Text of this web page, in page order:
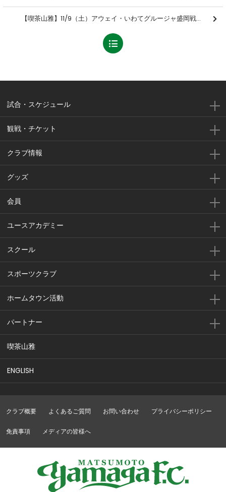
【喫茶山雅】11/9（土）アウェイ・いわてグルージャ盛岡戦「ライブ配信イベント」開催のお知らせ
試合・スケジュール
観戦・チケット
クラブ情報
グッズ
会員
ユースアカデミー
スクール
スポーツクラブ
ホームタウン活動
パートナー
喫茶山雅
ENGLISH
クラブ概要 よくあるご質問 お問い合わせ プライバシーポリシー
免責事項 メディアの皆様へ